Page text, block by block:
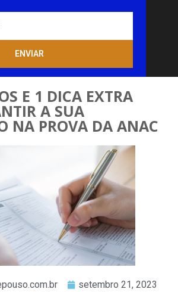
ENVIAR
E 1 DICA EXTRA
A SUA
NA PROVA DA ANAC
setembro 21, 2023